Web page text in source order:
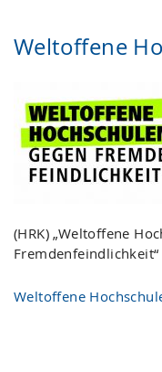
Weltoffene
(HRK) „Weltoffene
Weltoffene